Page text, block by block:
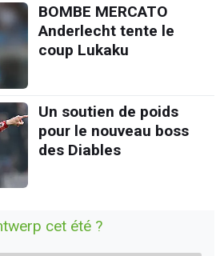
BOMBE MERCATO
Anderlecht tente le
coup Lukaku
Un soutien de poids
pour le nouveau boss
des Diables
cet été ?